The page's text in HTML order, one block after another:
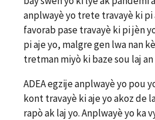
anplwayè yo trete travayè ki pi
favorab pase travayè ki pi jèn
pi aje yo, malgre gen lwa nan
tretman miyò ki baze sou laj
ADEA egzije anplwayè yo pou
kont travayè ki aje yo akoz de
rapò ak laj yo. Anplwayè yo ka